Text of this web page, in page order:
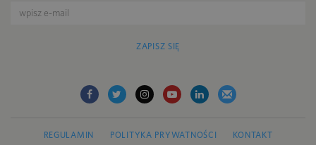
ZAPISZ SIĘ
REGULAMIN POLITYKA PRYWATNOŚCI KONTAKT